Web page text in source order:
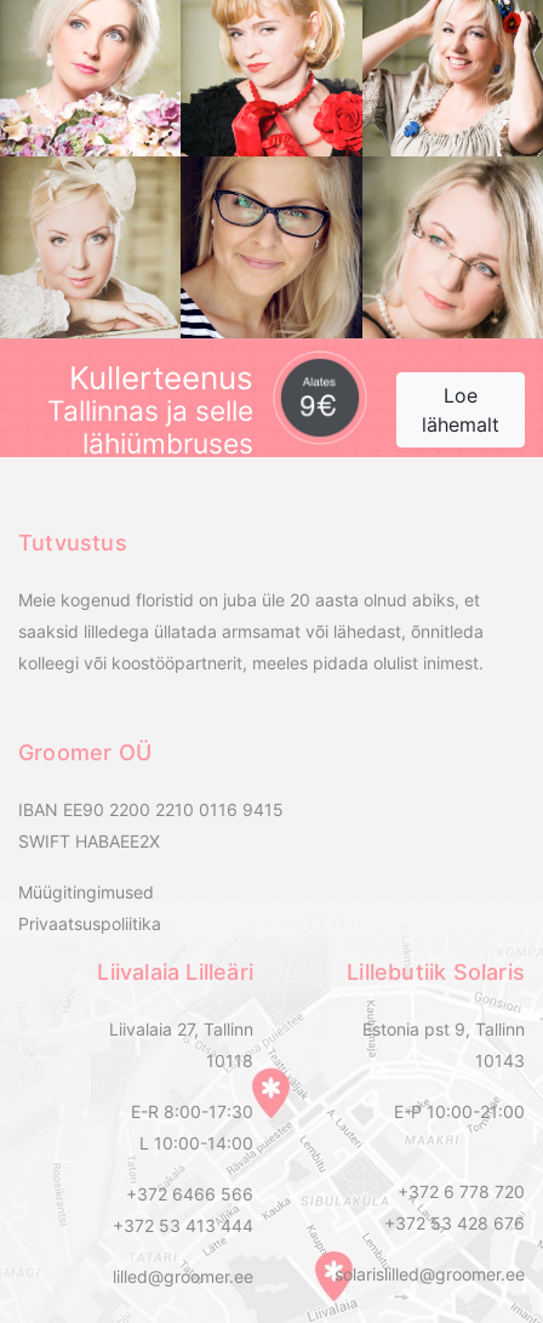
Kullerteenus
Tallinnas ja selle
lähiümbruses
Loe
lähemalt
Tutvustus
Meie kogenud floristid on juba üle 20 aasta olnud abiks, et
saaksid lilledega üllatada armsamat või lähedast, õnnitleda
kolleegi või koostööpartnerit, meeles pidada olulist inimest.
Groomer OÜ
IBAN EE90 2200 2210 0116 9415
SWIFT HABAEE2X
Müügitingimused
Privaatsuspoliitika
Liivalaia Lilleäri
Liivalaia 27, Tallinn
10118
E-R 8:00-17:30
L 10:00-14:00
+372 6466 566
+372 53 413 444
lilled@groomer.ee
Lillebutiik Solaris
Estonia pst 9, Tallinn
10143
E-P 10:00-21:00
+372 6 778 720
+372 53 428 676
solarislilled@groomer.ee